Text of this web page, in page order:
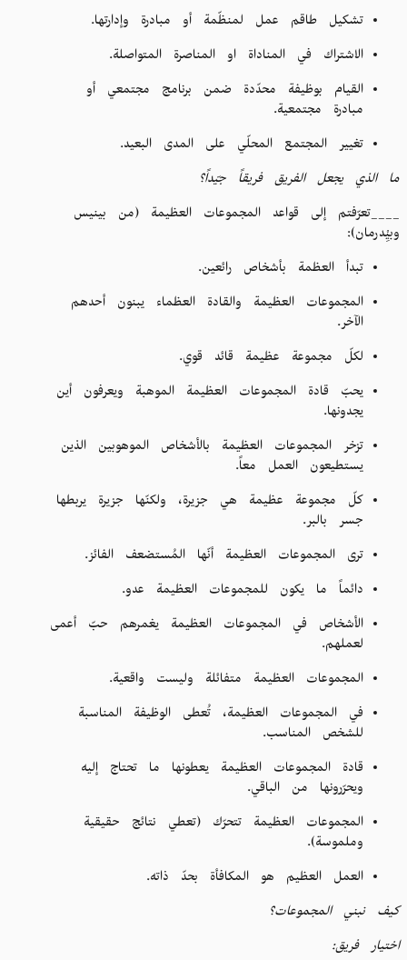
تشكيل طاقم عمل لمنظّمة أو مبادرة وإدارتها.
الاشتراك في المناداة او المناصرة المتواصلة.
القيام بوظيفة محدّدة ضمن برنامج مجتمعي أو
مبادرة مجتمعية.
تغيير المجتمع المحلّي على المدى البعيد.
ما الذي يجعل الفريق فريقاً جيّداً؟
____تعرّفتم إلى قواعد المجموعات العظيمة (من بينيس
وبيِْدرمان):
تبدأ العظمة بأشخاص رائعين.
المجموعات العظيمة والقادة العظماء يبنون أحدهم
الآخر.
لكلّ مجموعة عظيمة قائد قوي.
يحبّ قادة المجموعات العظيمة الموهبة ويعرفون أين
يجدونها.
تزخر المجموعات العظيمة بالأشخاص الموهوبين الذين
يستطيعون العمل معاً.
كلّ مجموعة عظيمة هي جزيرة، ولكنّها جزيرة يربطها
جسر بالبر.
ترى المجموعات العظيمة أنّها المُستضعف الفائز.
دائماً ما يكون للمجموعات العظيمة عدو.
الأشخاص في المجموعات العظيمة يغمرهم حبّ أعمى
لعملهم.
المجموعات العظيمة متفائلة وليست واقعية.
في المجموعات العظيمة، تُعطى الوظيفة المناسبة
للشخص المناسب.
قادة المجموعات العظيمة يعطونها ما تحتاج إليه
ويحرّرونها من الباقي.
المجموعات العظيمة تتحرّك (تعطي نتائج حقيقية
وملموسة).
العمل العظيم هو المكافأة بحدّ ذاته.
كيف نبني المجموعات؟
اختيار فريق: